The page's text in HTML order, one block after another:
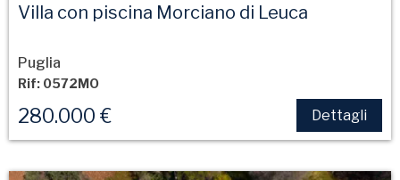
Villa con piscina Morciano di Leuca
Puglia
Rif: 0572MO
280.000 € Dettagli